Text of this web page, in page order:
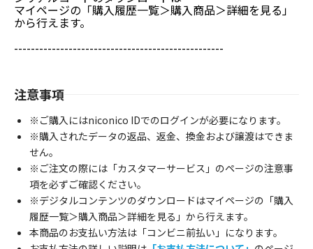
マイページの「購入履歴一覧＞購入商品＞詳細を見る」
から行えます。
--------------------------------------------------
注意事項
※ご購入にはniconico IDでのログインが必要になります。
※購入されたデータの返品、返金、換金および譲渡はできま
せん。
※ご注文の際には「カスタマーサービス」のページの注意事
項を必ずご確認ください。
※デジタルコンテンツのダウンロードはマイページの「購入
履歴一覧＞購入商品＞詳細を見る」から行えます。
本商品のお支払い方法は「コンビニ前払い」になります。